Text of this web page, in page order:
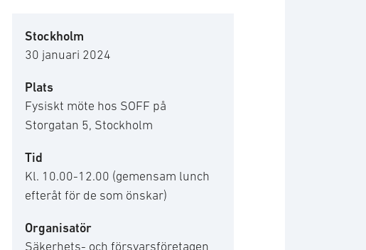
Stockholm
30 januari 2024
Plats
Fysiskt möte hos SOFF på
Storgatan 5, Stockholm
Tid
Kl. 10.00-12.00 (gemensam lunch
efteråt för de som önskar)
Organisatör
Säkerhets- och försvarsföretagen